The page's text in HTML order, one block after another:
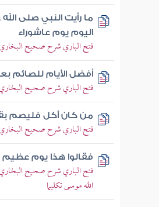
ما رأيت النبي صلى
اليوم يوم عاشوراء
فتح الباري شرح صحيح
أفضل الأيام للصائم
فتح الباري شرح صحيح
من كان أكل فليصم
فتح الباري شرح صحيح
فقالوا هذا يوم
فتح الباري شرح صحيح
الله موسى تكليما